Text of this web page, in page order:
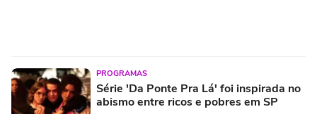
PROGRAMAS
Série 'Da Ponte Pra Lá' foi inspirada no
abismo entre ricos e pobres em SP